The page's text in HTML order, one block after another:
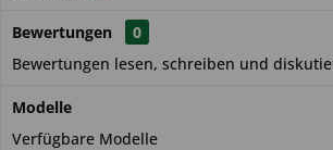
Bewertungen
0
Bewertungen lesen, schreiben und
Modelle
Verfügbare Modelle